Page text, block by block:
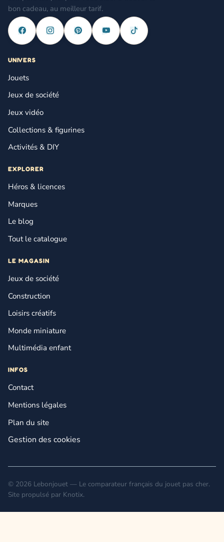
bon cadeau, au meilleur tarif.
UNIVERS
Jouets
Jeux de société
Jeux vidéo
Collections & figurines
Activités & DIY
EXPLORER
Héros & licences
Marques
Le blog
Tout le catalogue
LE MAGASIN
Jeux de société
Construction
Loisirs créatifs
Monde miniature
Multimédia enfant
INFOS
Contact
Mentions légales
Plan du site
Gestion des cookies
© 2026 Lebonjouet — Le comparateur français du jouet pas cher.
Site propulsé par Knotix.